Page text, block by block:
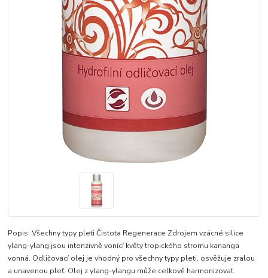
Popis: Všechny typy pleti Čistota Regenerace Zdrojem vzácné silice
ylang-ylang jsou intenzivně vonící květy tropického stromu kananga
vonná. Odličovací olej je vhodný pro všechny typy pleti, osvěžuje zralou
a unavenou pleť. Olej z ylang-ylangu může celkově harmonizovat.